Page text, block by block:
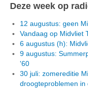
Deze week op
12 augustus: geen
Vandaag op Midvliet
6 augustus (h):
9 augustus:
'60
30 juli: zomereditie
droogteproblemen in